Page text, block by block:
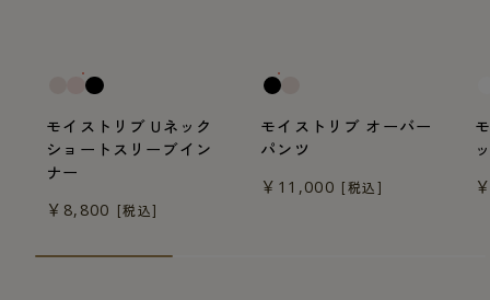
モイストリブ Uネック
ショートスリーブイン
ナー
￥8,800 [税込]
モイストリブ オーバー
パンツ
￥11,000 [税込]